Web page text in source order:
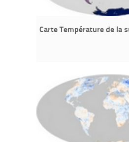
Carte Température de la